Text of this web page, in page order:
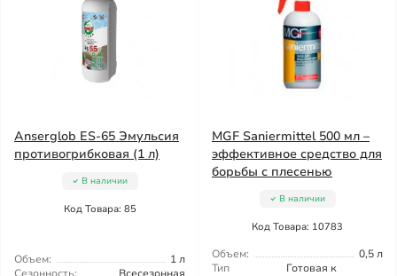
Anserglob ES-65 Эмульсия
противогрибковая (1 л)
В наличии
Код Товара: 85
Объем:
1 л
MGF Saniermittel 500 мл –
эффективное средство для
борьбы с плесенью
В наличии
Код Товара: 10783
Объем:
0,5 л
Тип
Готовая к